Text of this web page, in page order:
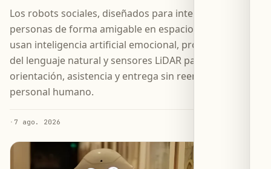
Los robots sociales, diseñados para interactuar con
personas de forma amigable en espacios públicos,
usan inteligencia artificial emocional, procesamiento
del lenguaje natural y sensores LiDAR para ofrecer
orientación, asistencia y entrega sin reemplazar al
personal humano.
· 7 ago. 2026